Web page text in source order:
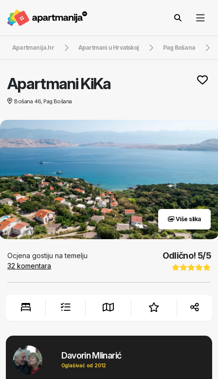
Apartmanija.hr Apartmani u Hrvatskoj Pag Bošana
Apartmani KiKa
Bošana 46, Pag Bošana
Više slika
Ocjena gostiju na temelju
32 komentara
Odlično! 5/5
Davorin Mlinarić
Oglašivač od 2012